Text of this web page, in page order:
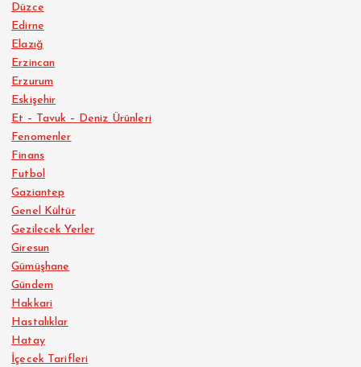
Düzce
Edirne
Elazığ
Erzincan
Erzurum
Eskişehir
Et – Tavuk – Deniz Ürünleri
Fenomenler
Finans
Futbol
Gaziantep
Genel Kültür
Gezilecek Yerler
Giresun
Gümüşhane
Gündem
Hakkari
Hastalıklar
Hatay
İçecek Tarifleri